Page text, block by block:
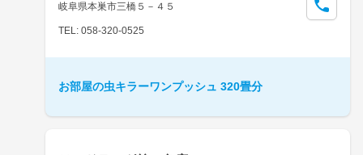
岐阜県本巣市三橋５－４５
TEL: 058-320-0525
お部屋の虫キラーワンプッシュ 320畳分